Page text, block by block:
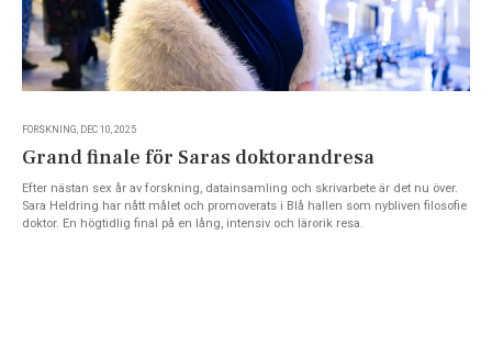
FORSKNING, DEC 10, 2025
Grand finale för Saras doktorandresa
Efter nästan sex år av forskning, datainsamling och skrivarbete är det nu över.
Sara Heldring har nått målet och promoverats i Blå hallen som nybliven filosofie
doktor. En högtidlig final på en lång, intensiv och lärorik resa.